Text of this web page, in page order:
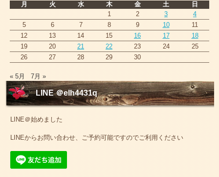
月
火 水 木 金 土
日
1
2 3
4
5
6 7 8 9 10
11
12
13 14 15 16 17
18
19
20 21 22 23 24
25
26
27 28 29 30
« 5月 7月 »
LINE ＠elh4431q
LINE＠始めました
LINEからお問い合わせ、ご予約可能ですのでご利用ください